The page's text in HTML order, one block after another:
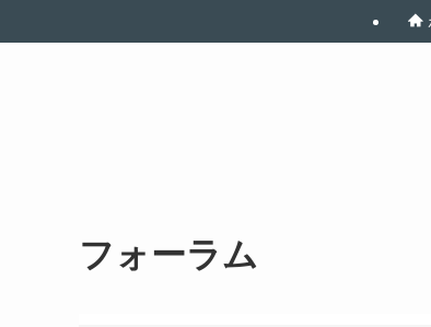
フォーラム